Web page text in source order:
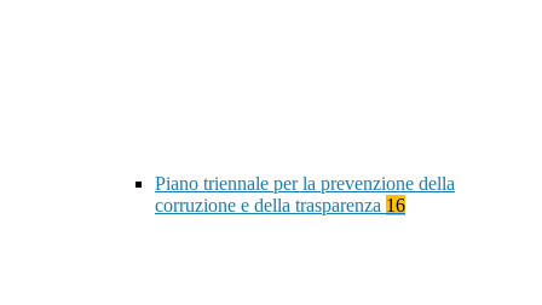
Piano triennale per la prevenzione della
corruzione e della trasparenza 16